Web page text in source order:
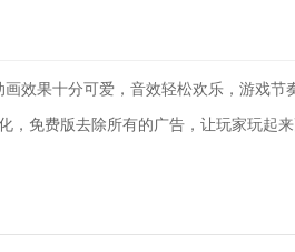
效果十分可爱，音效轻松欢乐，游戏节
免费版去除所有的广告，让玩家玩起